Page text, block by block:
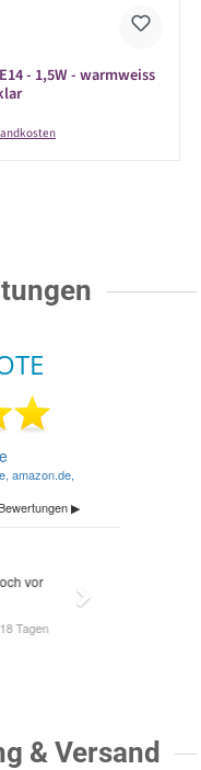
- 1,5W - warmweiss
& Versand